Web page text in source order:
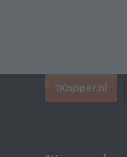
1Kapper.nl